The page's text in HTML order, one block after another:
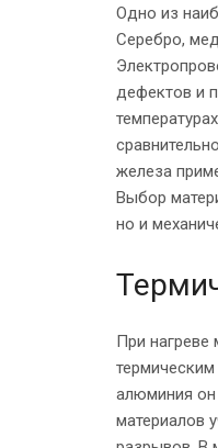
Одно из
Серебро,
дефектов и
железа
Выбор
но и
При нагреве
алюминия он
материалов